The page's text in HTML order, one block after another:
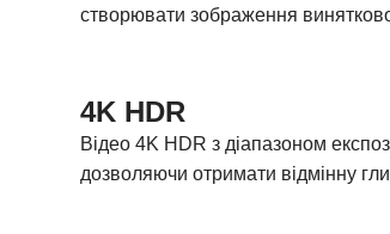
створювати зображення
4K HDR
Відео 4K HDR з діапазоном
дозволяючи отримати відмінну